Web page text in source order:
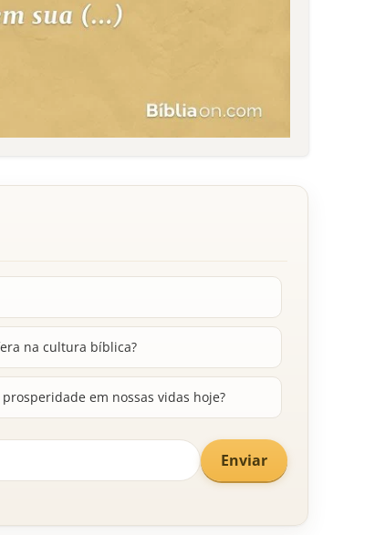
na cultura bíblica?
em nossas vidas hoje?
Enviar